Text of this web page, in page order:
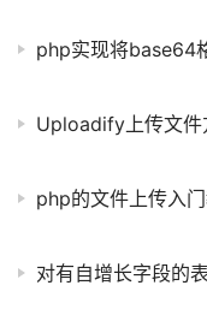
php实现将base64
Uploadify上传文件
php的文件上传入门
对有自增长字段的